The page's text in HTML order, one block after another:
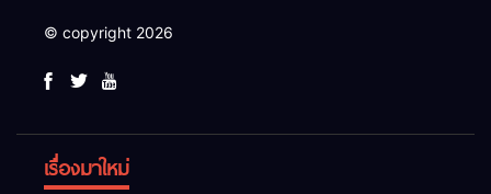
© copyright 2026
เรื่องมาใหม่